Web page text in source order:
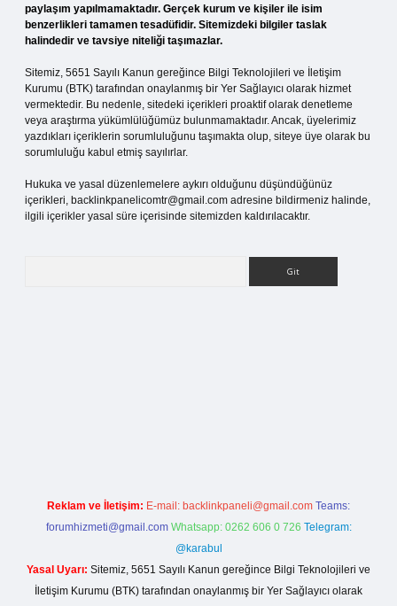
paylaşım yapılmamaktadır. Gerçek kurum ve kişiler ile isim
benzerlikleri tamamen tesadüfidir. Sitemizdeki bilgiler taslak
halindedir ve tavsiye niteliği taşımazlar.
Sitemiz, 5651 Sayılı Kanun gereğince Bilgi Teknolojileri ve İletişim
Kurumu (BTK) tarafından onaylanmış bir Yer Sağlayıcı olarak hizmet
vermektedir. Bu nedenle, sitedeki içerikleri proaktif olarak denetleme
veya araştırma yükümlülüğümüz bulunmamaktadır. Ancak, üyelerimiz
yazdıkları içeriklerin sorumluluğunu taşımakta olup, siteye üye olarak bu
sorumluluğu kabul etmiş sayılırlar.
Hukuka ve yasal düzenlemelere aykırı olduğunu düşündüğünüz
içerikleri, backlinkpanelicomtr@gmail.com adresine bildirmeniz halinde,
ilgili içerikler yasal süre içerisinde sitemizden kaldırılacaktır.
Reklam ve İletişim: E-mail: backlinkpaneli@gmail.com Teams:
forumhizmeti@gmail.com Whatsapp: 0262 606 0 726 Telegram:
@karabul
Yasal Uyarı: Sitemiz, 5651 Sayılı Kanun gereğince Bilgi Teknolojileri ve
İletişim Kurumu (BTK) tarafından onaylanmış bir Yer Sağlayıcı olarak